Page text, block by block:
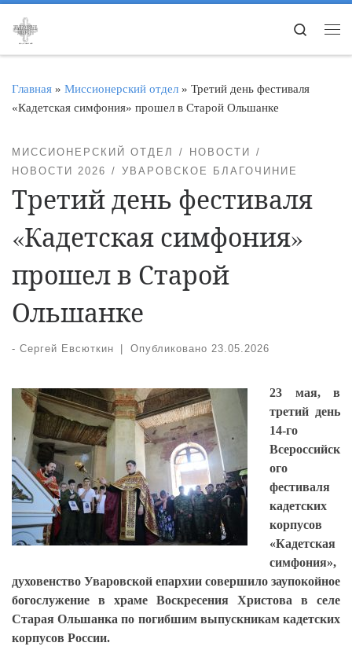
Перейти к содержимому
Search
Главная » Миссионерский отдел » Третий день фестиваля
«Кадетская симфония» прошел в Старой Ольшанке
МИССИОНЕРСКИЙ ОТДЕЛ
НОВОСТИ
НОВОСТИ 2026
УВАРОВСКОЕ БЛАГОЧИНИЕ
Третий день фестиваля
«Кадетская симфония»
прошел в Старой
Ольшанке
- Сергей Евсюткин Опубликовано 23.05.2026
23 мая, в
третий день
14-го
Всероссийск
ого
фестиваля
кадетских
корпусов
«Кадетская
симфония»,
духовенство Уваровской епархии совершило заупокойное
богослужение в храме Воскресения Христова в селе
Старая Ольшанка по погибшим выпускникам кадетских
корпусов России.